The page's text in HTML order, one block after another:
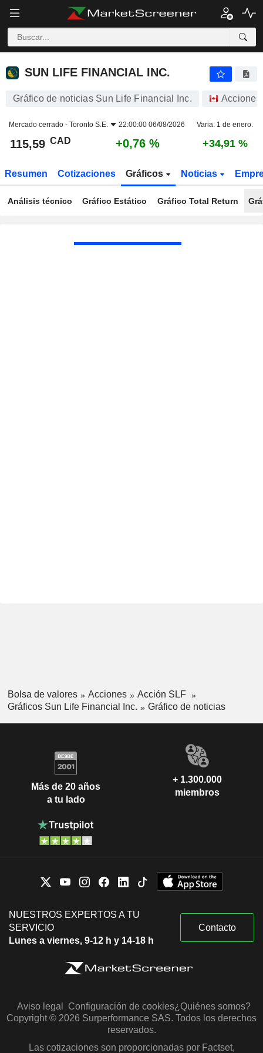
SUN LIFE FINANCIAL INC.
SUN LIFE FINANCIAL INC.
Gráfico de noticias Sun Life Financial Inc. Acciones
Mercado cerrado - Toronto S.E. 22:00:00 06/08/2026 Varia. 1 de enero.
115,59 CAD +0,76 % +34,91 %
Resumen Cotizaciones Gráficos Noticias
Análisis técnico Gráfico Estático Gráfico Total Return
Bolsa de valores Acciones
Acción SLF
Gráficos Sun Life Financial Inc.
Gráfico de noticias
Más de 20 años
a tu lado
+ 1.300.000
miembros
NUESTROS EXPERTOS A TU
SERVICIO
Lunes a viernes, 9-12 h y 14-18 h
Contacto
Aviso legal Configuración de cookies¿Quiénes somos?
Copyright © 2026 Surperformance SAS. Todos los derechos
reservados.
Las cotizaciones son proporcionadas por Factset,